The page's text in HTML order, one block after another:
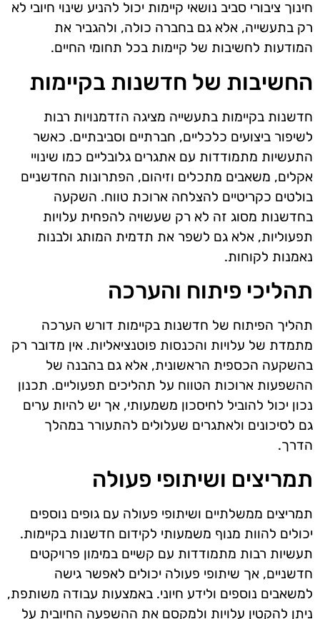
חינוך ציבורי סביב נושאי קיימות יכול להניע שינוי חיובי לא
רק בתעשייה, אלא גם בחברה כולה, ולהגביר את
המודעות לחשיבות של קיימות בכל תחומי החיים.
החשיבות של חדשנות בקיימות
חדשנות בקיימות בתעשייה מציגה הזדמנויות רבות
לשיפור ביצועים כלכליים, חברתיים וסביבתיים. כאשר
התעשיות מתמודדות עם אתגרים גלובליים כמו שינויי
אקלים, משאבים מתכלים וזיהום, הפתרונות החדשניים
בולטים כקריטיים להצלחה ארוכת טווח. השקעה
בחדשנות מסוג זה לא רק שעשויה להפחית עלויות
תפעוליות, אלא גם לשפר את תדמית המותג ולבנות
נאמנות לקוחות.
תהליכי פיתוח והערכה
תהליך הפיתוח של חדשנות בקיימות דורש הערכה
מתמדת של עלויות והכנסות פוטנציאליות. אין מדובר רק
בהשקעה הכספית הראשונית, אלא גם בהבנה של
ההשפעות ארוכות הטווח על תהליכים תפעוליים. תכנון
נכון יכול להוביל לחיסכון משמעותי, אך יש להיות ערים
גם לסיכונים ולאתגרים שעלולים להתעורר במהלך
הדרך.
תמריצים ושיתופי פעולה
תמריצים ממשלתיים ושיתופי פעולה עם גופים נוספים
יכולים להוות מנוף משמעותי לקידום חדשנות בקיימות.
תעשיות רבות מתמודדות עם קשיים במימון פרויקטים
חדשניים, אך שיתופי פעולה יכולים לאפשר גישה
למשאבים נוספים ולידע חיוני. באמצעות עבודה משותפת,
ניתן להקטין עלויות ולמקסם את ההשפעה החיובית על